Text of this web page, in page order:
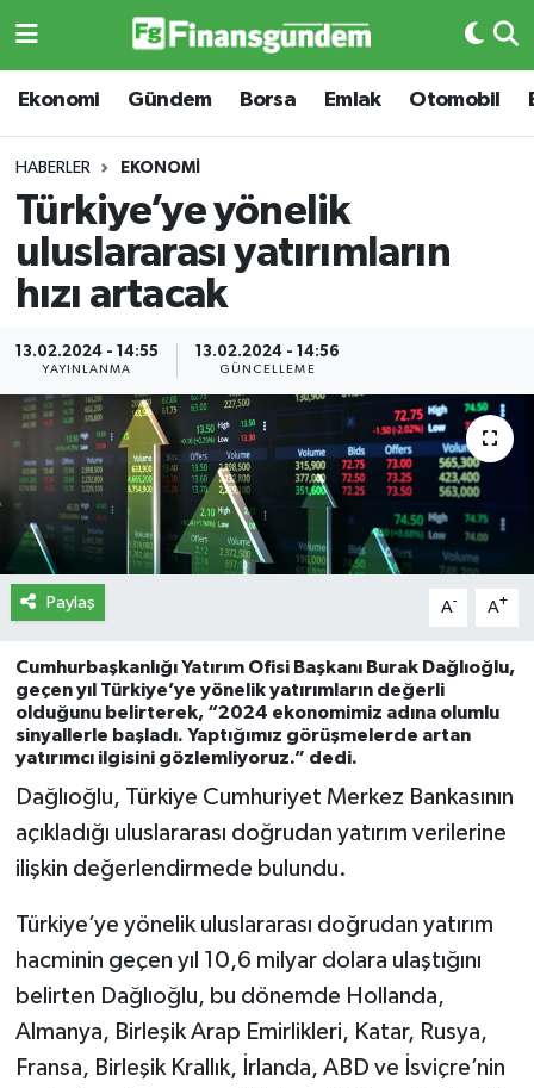
Ekonomi Gündem Borsa Emlak Otomobil
HABERLER EKONOMI
Türkiye’ye yönelik
uluslararası yatırımların
hızı artacak
13.02.2024 - 14:55
YAYINLANMA
13.02.2024 - 14:56
GÜNCELLEME
Paylaş A- A+
Cumhurbaşkanlığı Yatırım Ofisi Başkanı Burak Dağlıoğlu,
geçen yıl Türkiye’ye yönelik yatırımların değerli
olduğunu belirterek, “2024 ekonomimiz adına olumlu
sinyallerle başladı. Yaptığımız görüşmelerde artan
yatırımcı ilgisini gözlemliyoruz.” dedi.
Dağlıoğlu, Türkiye Cumhuriyet Merkez Bankasının
açıkladığı uluslararası doğrudan yatırım verilerine
ilişkin değerlendirmede bulundu.
Türkiye’ye yönelik uluslararası doğrudan yatırım
hacminin geçen yıl 10,6 milyar dolara ulaştığını
belirten Dağlıoğlu, bu dönemde Hollanda,
Almanya, Birleşik Arap Emirlikleri, Katar, Rusya,
Fransa, Birleşik Krallık, İrlanda, ABD ve İsviçre’nin
Ekonomi
Borsa
Emlak
Otomobil
Gizlilik Sözleşmesi
Hakkımızda
İletişim
Yasal Uyarı
Ekonomi
Borsa
Emlak
Emtia
BITCOIN
Yapay Zeka